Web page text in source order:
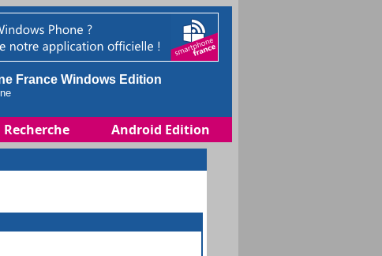
France Windows Edition
Recherche Android Edition